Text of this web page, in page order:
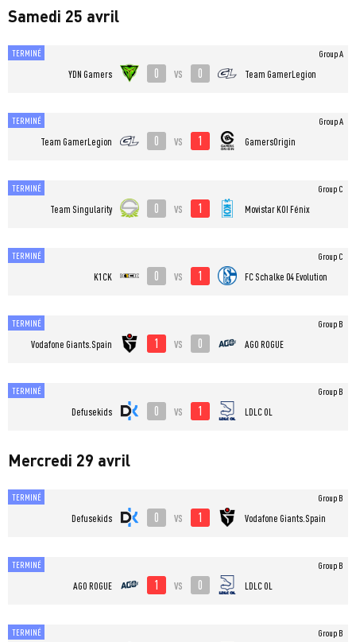
Samedi 25 avril
TERMINÉ
YDN Gamers 0 vs 0 Team GamerLegion
Group A
TERMINÉ
Team GamerLegion 0 vs 1 GamersOrigin
Group A
TERMINÉ
Team Singularity 0 vs 1 ⁠Movistar KOI Fénix
Group C
TERMINÉ
K1CK 0 vs 1 FC Schalke 04 Evolution
Group C
TERMINÉ
Vodafone Giants.Spain 1 vs 0 AGO ROGUE
Group B
TERMINÉ
Defusekids 0 vs 1 LDLC OL
Group B
Mercredi 29 avril
TERMINÉ
Defusekids 0 vs 1 Vodafone Giants.Spain
Group B
TERMINÉ
AGO ROGUE 1 vs 0 LDLC OL
Group B
TERMINÉ Group B